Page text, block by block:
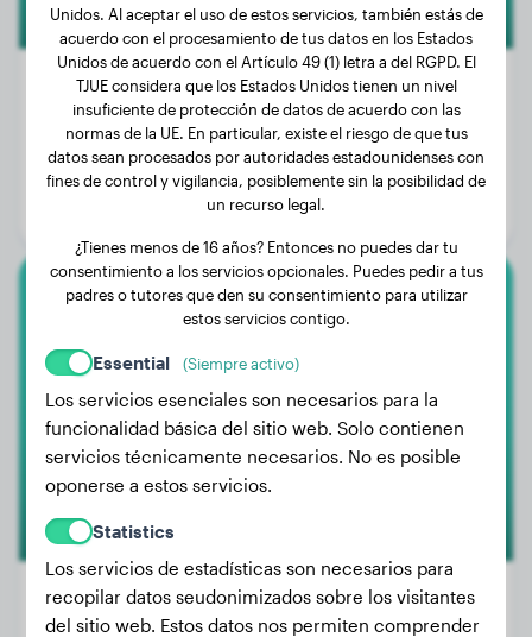
Peso:
12 kg
Edad:
4 años, 2 meses
Golden Retriever
Nala
Unidos. Al aceptar el uso de estos servicios, también estás de
acuerdo con el procesamiento de tus datos en los Estados
Unidos de acuerdo con el Artículo 49 (1) letra a del RGPD. El
TJUE considera que los Estados Unidos tienen un nivel
insuficiente de protección de datos de acuerdo con las
normas de la UE. En particular, existe el riesgo de que tus
datos sean procesados por autoridades estadounidenses con
fines de control y vigilancia, posiblemente sin la posibilidad de
un recurso legal.
¿Tienes menos de 16 años? Entonces no puedes dar tu
consentimiento a los servicios opcionales. Puedes pedir a tus
padres o tutores que den su consentimiento para utilizar
estos servicios contigo.
Essential (Siempre activo)
Los servicios esenciales son necesarios para la
funcionalidad básica del sitio web. Solo contienen
servicios técnicamente necesarios. No es posible
oponerse a estos servicios.
Statistics
Los servicios de estadísticas son necesarios para
recopilar datos seudonimizados sobre los visitantes
del sitio web. Estos datos nos permiten comprender